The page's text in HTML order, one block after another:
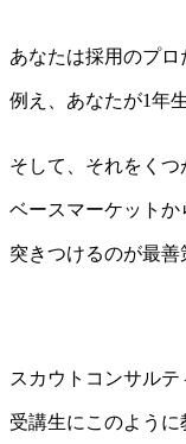
あなたは採用のプロ
例え、あなたが1年
そして、それをくつ
ベースマーケット
突きつけるのが最善
スカウトコンサルテ
受講生にこのように